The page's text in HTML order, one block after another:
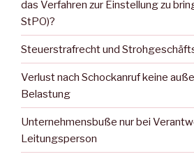
das Verfahren zur Einstellung zu
StPO)?
Steuerstrafrecht und
Verlust nach Schockanruf keine
Belastung
Unternehmensbuße nur bei
Leitungsperson